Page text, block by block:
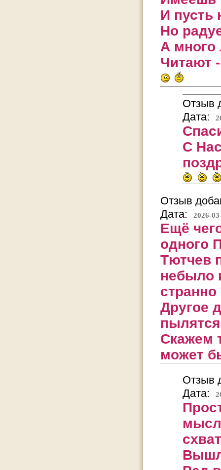
И пусть
Но
А много
Читают
Отзыв
Дата:
С
Отзыв
Дата:
2026-
Ещё
одного
Тютчев
небыло
Другое
Скажем
может
Отзыв
Дата: